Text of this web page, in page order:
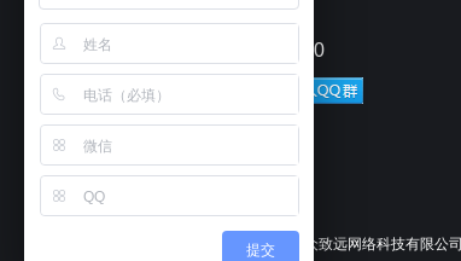
大厦
电话：010-82433070
Copyright © 2025北京博众致远网络科技有限公司
提交